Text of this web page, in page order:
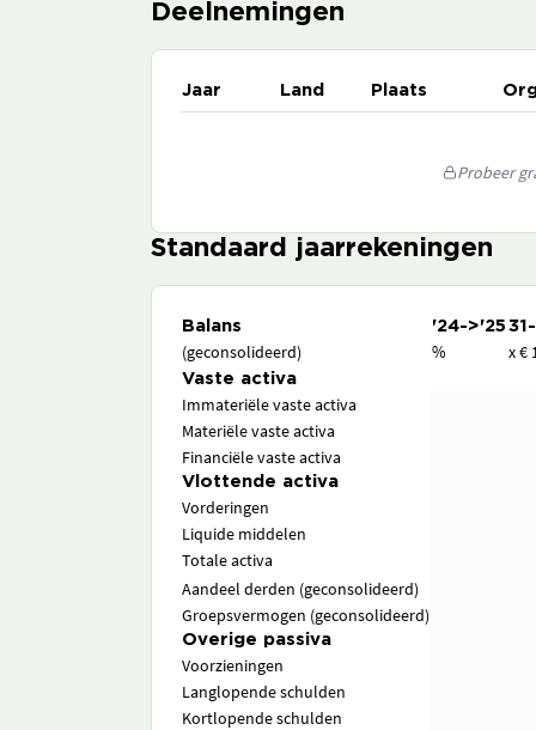
Deelnemingen
Jaar Land Plaats
Probeer
Standaard jaarrekeningen
Balans '24->'25
(geconsolideerd) % x €
Vaste activa
Immateriële vaste activa
Materiële vaste activa
Financiële vaste activa
Vlottende activa
Vorderingen
Liquide middelen
Totale activa
Aandeel derden (geconsolideerd)
Groepsvermogen (geconsolideerd)
Overige passiva
Voorzieningen
Langlopende schulden
Kortlopende schulden